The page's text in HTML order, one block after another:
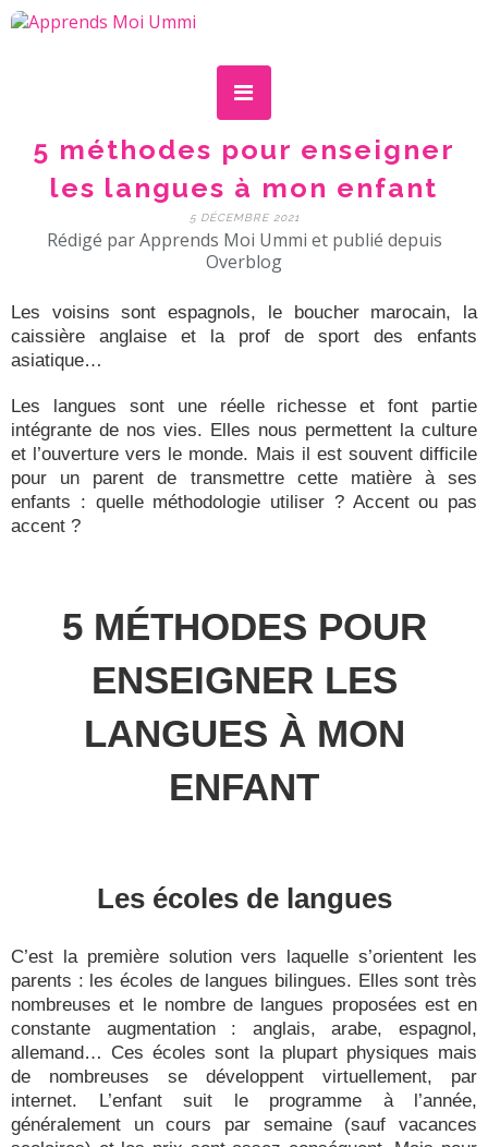
5 méthodes pour enseigner
les langues à mon enfant
5 DÉCEMBRE 2021
Rédigé par Apprends Moi Ummi et publié depuis
Overblog
Les voisins sont espagnols, le boucher marocain, la
caissière anglaise et la prof de sport des enfants
asiatique…
Les langues sont une réelle richesse et font partie
intégrante de nos vies. Elles nous permettent la culture
et l’ouverture vers le monde. Mais il est souvent difficile
pour un parent de transmettre cette matière à ses
enfants : quelle méthodologie utiliser ? Accent ou pas
accent ?
5 MÉTHODES POUR
ENSEIGNER LES
LANGUES À MON
ENFANT
Les écoles de langues
C’est la première solution vers laquelle s’orientent les
parents : les écoles de langues bilingues. Elles sont très
nombreuses et le nombre de langues proposées est en
constante augmentation : anglais, arabe, espagnol,
allemand… Ces écoles sont la plupart physiques mais
de nombreuses se développent virtuellement, par
internet. L’enfant suit le programme à l’année,
généralement un cours par semaine (sauf vacances